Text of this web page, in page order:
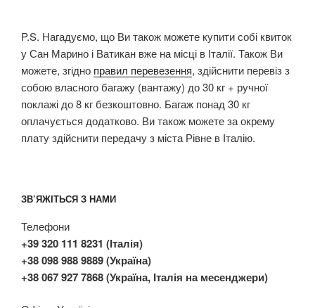
P.S. Нагадуємо, що Ви також можете купити собі квиток
у Сан Марино і Ватикан вже на місці в Італії. Також Ви
можете, згідно правил перевезення, здійснити перевіз з
собою власного багажу (вантажу) до 30 кг + ручної
поклажі до 8 кг безкоштовно. Багаж понад 30 кг
оплачується додатково. Ви також можете за окрему
плату здійснити передачу з міста Рівне в Італію.
ЗВ’ЯЖІТЬСЯ З НАМИ
Телефони
+39 320 111 8231 (Італія)
+38 098 988 9889 (Україна)
+38 067 927 7868 (Україна, Італія на месенджери)